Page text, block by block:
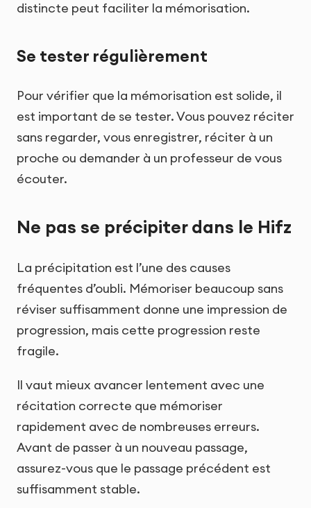
distincte peut faciliter la mémorisation.
Se tester régulièrement
Pour vérifier que la mémorisation est solide, il
est important de se tester. Vous pouvez réciter
sans regarder, vous enregistrer, réciter à un
proche ou demander à un professeur de vous
écouter.
Ne pas se précipiter dans le Hifz
La précipitation est l’une des causes
fréquentes d’oubli. Mémoriser beaucoup sans
réviser suffisamment donne une impression de
progression, mais cette progression reste
fragile.
Il vaut mieux avancer lentement avec une
récitation correcte que mémoriser
rapidement avec de nombreuses erreurs.
Avant de passer à un nouveau passage,
assurez-vous que le passage précédent est
suffisamment stable.